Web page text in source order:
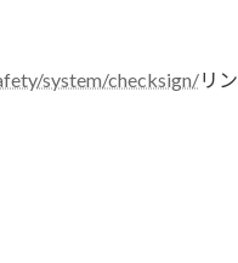
system/checksign/リン